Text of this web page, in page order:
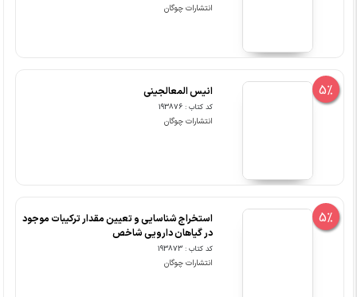
انتشارات چوگان
5% انیس المعالجینی
کد کتاب : 193876
انتشارات چوگان
5%
استخراج شناسایی و تعیین مقدار ترکیبات موجود
در گیاهان دارویی شاخص
کد کتاب : 193873
انتشارات چوگان